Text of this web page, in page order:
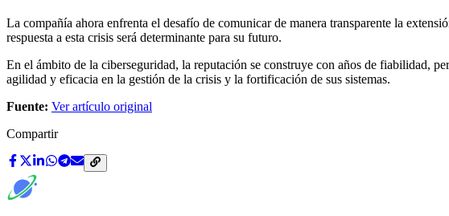
La compañía ahora enfrenta el desafío de comunicar de manera transparente la
respuesta a esta crisis será determinante para su futuro.
En el ámbito de la ciberseguridad, la reputación se construye con años de fiabilidad,
agilidad y eficacia en la gestión de la crisis y la fortificación de sus sistemas.
Fuente: Ver artículo original
Compartir